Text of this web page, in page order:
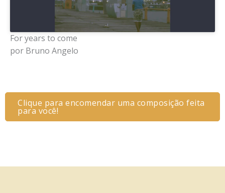
For years to come
por Bruno Angelo
Clique para encomendar uma composição feita
para você!